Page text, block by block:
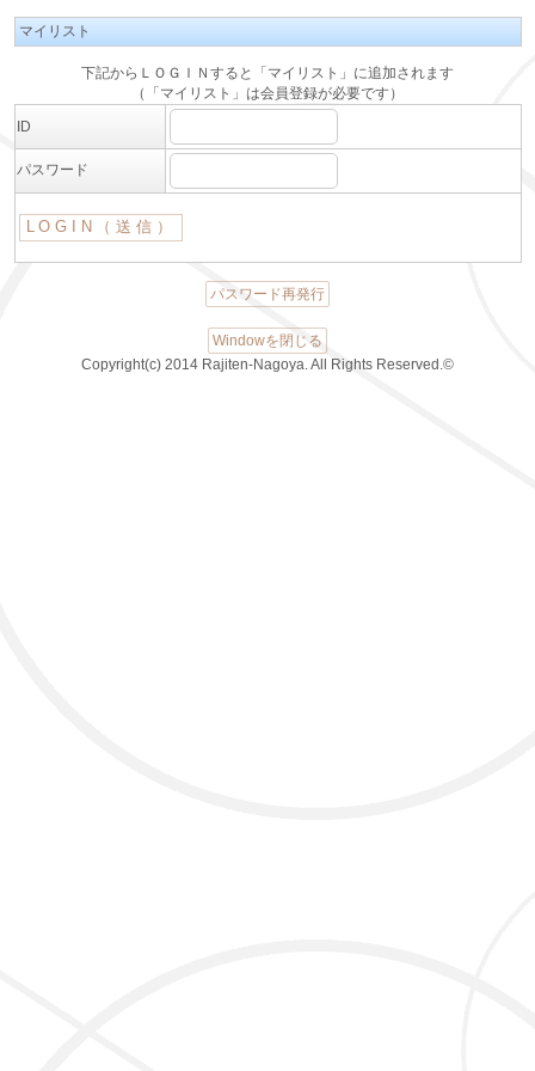
マイリスト
下記からＬＯＧＩＮすると「マイリスト」に追加されます
（「マイリスト」は会員登録が必要です）
ID
パスワード
パスワード再発行
Windowを閉じる
Copyright(c) 2014 Rajiten-Nagoya. All Rights Reserved.©